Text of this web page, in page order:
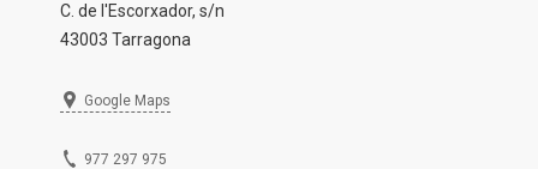
C. de l'Escorxador, s/n
43003 Tarragona
Google Maps
977 297 975